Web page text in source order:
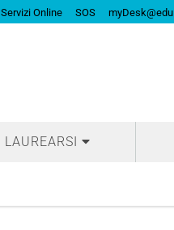
Servizi Online SOS myDesk@edu
LAUREARSI